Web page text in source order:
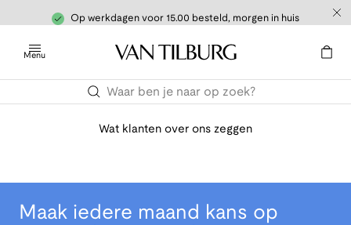
Op werkdagen voor 15.00 besteld, morgen in huis
Menu
Wat klanten over ons zeggen
Maak iedere maand kans op